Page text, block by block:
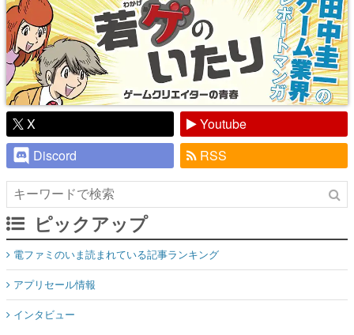
X
Youtube
Discord
RSS
ピックアップ
電ファミのいま読まれている記事ランキング
アプリセール情報
インタビュー